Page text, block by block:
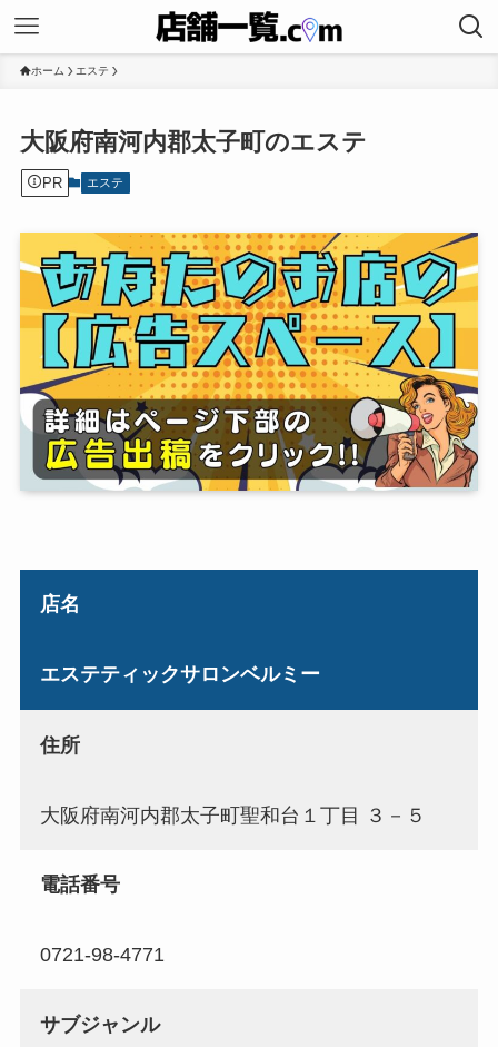
ホーム エステ
大阪府南河内郡太子町のエステ
PR エステ
店名
エステティックサロンベルミー
住所
大阪府南河内郡太子町聖和台１丁目 ３－５
電話番号
0721-98-4771
サブジャンル